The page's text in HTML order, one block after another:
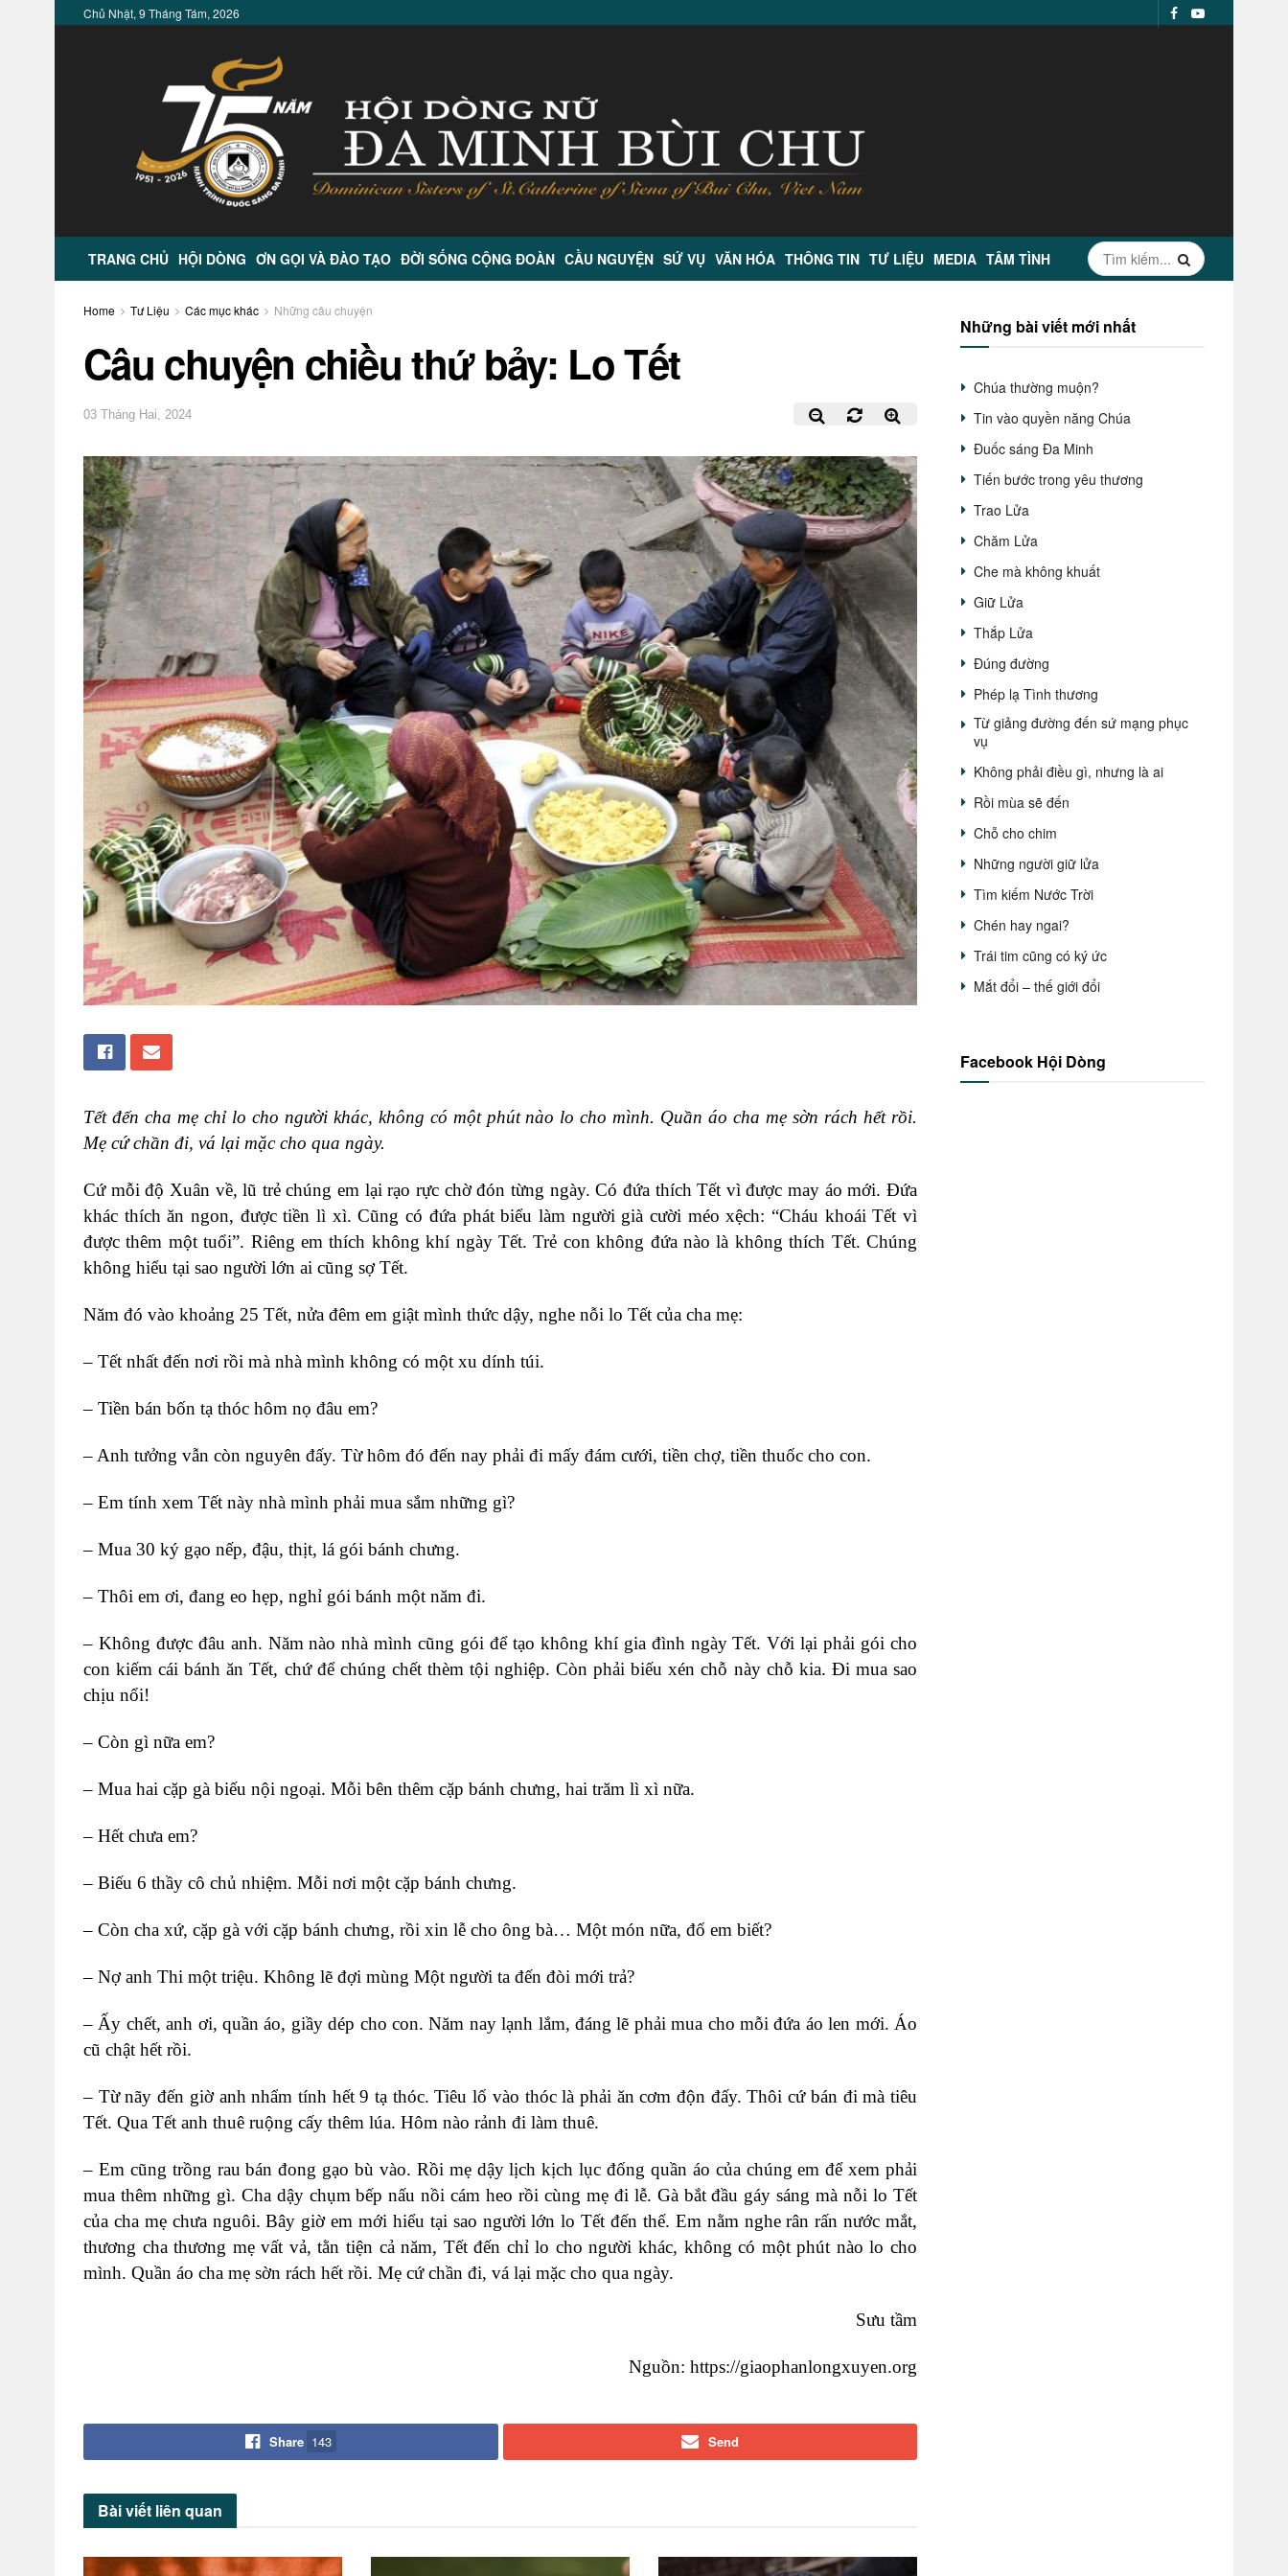
Chủ Nhật, 9 Tháng Tám, 2026
TRANG CHỦ HỘI DÒNG ƠN GỌI VÀ ĐÀO TẠO ĐỜI SỐNG CỘNG ĐOÀN CẦU NGUYỆN SỨ VỤ VĂN HÓA THÔNG TIN TƯ LIỆU MEDIA TÂM TÌNH
Home Tư Liệu Các mục khác Những câu chuyện
Câu chuyện chiều thứ bảy: Lo Tết
03 Tháng Hai, 2024
Tết đến cha mẹ chỉ lo cho người khác, không có một phút nào lo cho mình. Quần áo cha mẹ sờn rách hết rồi.
Mẹ cứ chần đi, vá lại mặc cho qua ngày.
Cứ mỗi độ Xuân về, lũ trẻ chúng em lại rạo rực chờ đón từng ngày. Có đứa thích Tết vì được may áo mới. Đứa
khác thích ăn ngon, được tiền lì xì. Cũng có đứa phát biểu làm người già cười méo xệch: “Cháu khoái Tết vì
được thêm một tuổi”. Riêng em thích không khí ngày Tết. Trẻ con không đứa nào là không thích Tết. Chúng
không hiểu tại sao người lớn ai cũng sợ Tết.
Năm đó vào khoảng 25 Tết, nửa đêm em giật mình thức dậy, nghe nỗi lo Tết của cha mẹ:
– Tết nhất đến nơi rồi mà nhà mình không có một xu dính túi.
– Tiền bán bốn tạ thóc hôm nọ đâu em?
– Anh tưởng vẫn còn nguyên đấy. Từ hôm đó đến nay phải đi mấy đám cưới, tiền chợ, tiền thuốc cho con.
– Em tính xem Tết này nhà mình phải mua sắm những gì?
– Mua 30 ký gạo nếp, đậu, thịt, lá gói bánh chưng.
– Thôi em ơi, đang eo hẹp, nghỉ gói bánh một năm đi.
– Không được đâu anh. Năm nào nhà mình cũng gói để tạo không khí gia đình ngày Tết. Với lại phải gói cho
con kiếm cái bánh ăn Tết, chứ để chúng chết thèm tội nghiệp. Còn phải biếu xén chỗ này chỗ kia. Đi mua sao
chịu nổi!
– Còn gì nữa em?
– Mua hai cặp gà biếu nội ngoại. Mỗi bên thêm cặp bánh chưng, hai trăm lì xì nữa.
– Hết chưa em?
– Biếu 6 thầy cô chủ nhiệm. Mỗi nơi một cặp bánh chưng.
– Còn cha xứ, cặp gà với cặp bánh chưng, rồi xin lễ cho ông bà… Một món nữa, đố em biết?
– Nợ anh Thi một triệu. Không lẽ đợi mùng Một người ta đến đòi mới trả?
– Ấy chết, anh ơi, quần áo, giầy dép cho con. Năm nay lạnh lắm, đáng lẽ phải mua cho mỗi đứa áo len mới. Áo
cũ chật hết rồi.
– Từ nãy đến giờ anh nhẩm tính hết 9 tạ thóc. Tiêu lố vào thóc là phải ăn cơm độn đấy. Thôi cứ bán đi mà tiêu
Tết. Qua Tết anh thuê ruộng cấy thêm lúa. Hôm nào rảnh đi làm thuê.
– Em cũng trồng rau bán đong gạo bù vào. Rồi mẹ dậy lịch kịch lục đống quần áo của chúng em để xem phải
mua thêm những gì. Cha dậy chụm bếp nấu nồi cám heo rồi cùng mẹ đi lễ. Gà bắt đầu gáy sáng mà nỗi lo Tết
của cha mẹ chưa nguôi. Bây giờ em mới hiểu tại sao người lớn lo Tết đến thế. Em nằm nghe rân rấn nước mắt,
thương cha thương mẹ vất vả, tằn tiện cả năm, Tết đến chỉ lo cho người khác, không có một phút nào lo cho
mình. Quần áo cha mẹ sờn rách hết rồi. Mẹ cứ chần đi, vá lại mặc cho qua ngày.
Sưu tầm
Nguồn: https://giaophanlongxuyen.org
Share 143 Send
Bài viết liên quan
Những bài viết mới nhất
Chúa thường muộn?
Tin vào quyền năng Chúa
Đuốc sáng Đa Minh
Tiến bước trong yêu thương
Trao Lửa
Chăm Lửa
Che mà không khuất
Giữ Lửa
Thắp Lửa
Đúng đường
Phép lạ Tình thương
Từ giảng đường đến sứ mạng phục
vụ
Không phải điều gì, nhưng là ai
Rồi mùa sẽ đến
Chỗ cho chim
Những người giữ lửa
Tìm kiếm Nước Trời
Chén hay ngai?
Trái tim cũng có ký ức
Mắt đổi – thế giới đổi
Facebook Hội Dòng